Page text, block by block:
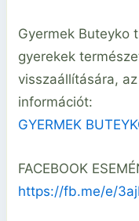
Gyermek Buteyko
gyerekek
visszaállítására,
információt:
GYERMEK
FACEBOOK
https://fb.me/e/